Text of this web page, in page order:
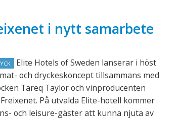
i nytt samarbete
Elite Hotels of Sweden lanserar i höst
och dryckeskoncept tillsammans med
Tareq Taylor och vinproducenten
På utvalda Elite-hotell kommer
och leisure-gäster att kunna njuta av